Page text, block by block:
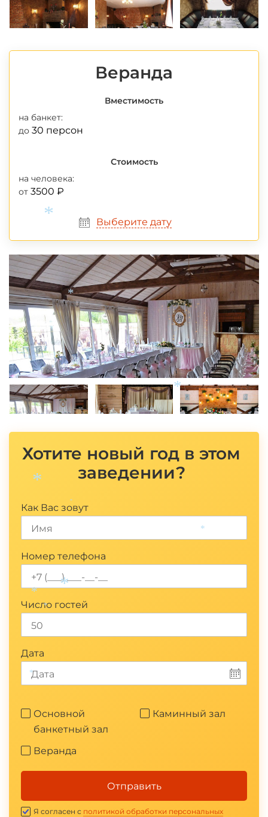
Веранда
Вместимость
на банкет:
до 30 персон
Стоимость
на человека:
от 3500 ₽
Выберите дату
Хотите новый год в этом
заведении?
Как Вас зовут
Номер телефона
Число гостей
Дата
Основной
банкетный зал
Каминный зал
Веранда
Отправить
Я согласен с политикой обработки персональных
*
*
*
*
*
*
*
*
*
*